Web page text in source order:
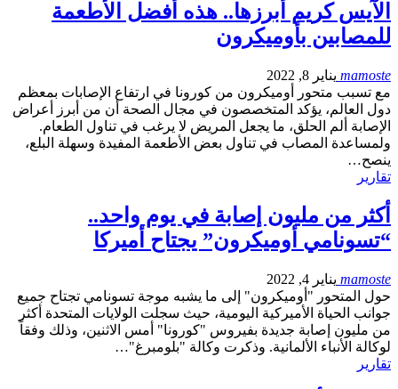
الآيس كريم أبرزها.. هذه أفضل الأطعمة
للمصابين بأوميكرون
mamoste يناير 8, 2022
مع تسبب متحور أوميكرون من كورونا في ارتفاع الإصابات بمعظم
دول العالم، يؤكد المتخصصون في مجال الصحة أن من أبرز أعراض
الإصابة ألم الحلق، ما يجعل المريض لا يرغب في تناول الطعام.
ولمساعدة المصاب في تناول بعض الأطعمة المفيدة وسهلة البلع،
ينصح…
تقارير
أكثر من مليون إصابة في يوم واحد..
“تسونامي أوميكرون” يجتاح أميركا
mamoste يناير 4, 2022
حول المتحور "أوميكرون" إلى ما يشبه موجة تسونامي تجتاح جميع
جوانب الحياة الأميركية اليومية، حيث سجلت الولايات المتحدة أكثر
من مليون إصابة جديدة بفيروس "كورونا" أمس الاثنين، وذلك وفقاً
لوكالة الأنباء الألمانية. وذكرت وكالة "بلومبرغ"…
تقارير